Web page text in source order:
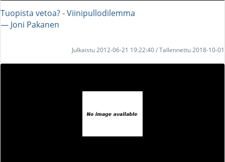
Tuopista vetoa? - Viinipullodilemma
― Joni Pakanen
Julkaistu 2012-06-21 19:22:40 / Tallennettu 2018-10-01